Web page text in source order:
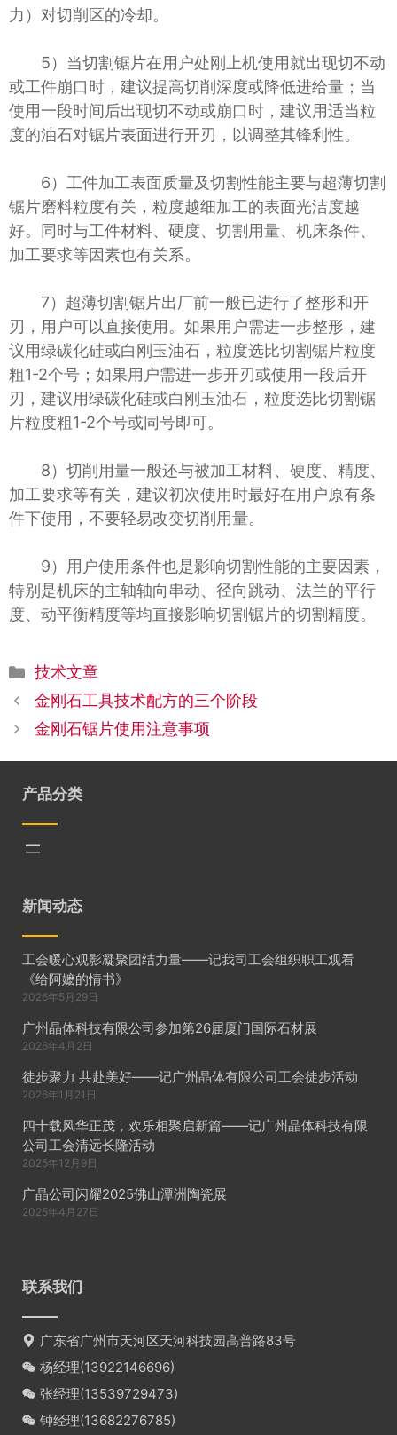
力）对切削区的冷却。
5）当切割锯片在用户处刚上机使用就出现切不动
或工件崩口时，建议提高切削深度或降低进给量；当
使用一段时间后出现切不动或崩口时，建议用适当粒
度的油石对锯片表面进行开刃，以调整其锋利性。
6）工件加工表面质量及切割性能主要与超薄切割
锯片磨料粒度有关，粒度越细加工的表面光洁度越
好。同时与工件材料、硬度、切割用量、机床条件、
加工要求等因素也有关系。
7）超薄切割锯片出厂前一般已进行了整形和开
刃，用户可以直接使用。如果用户需进一步整形，建
议用绿碳化硅或白刚玉油石，粒度选比切割锯片粒度
粗1-2个号；如果用户需进一步开刃或使用一段后开
刃，建议用绿碳化硅或白刚玉油石，粒度选比切割锯
片粒度粗1-2个号或同号即可。
8）切削用量一般还与被加工材料、硬度、精度、
加工要求等有关，建议初次使用时最好在用户原有条
件下使用，不要轻易改变切削用量。
9）用户使用条件也是影响切割性能的主要因素，
特别是机床的主轴轴向串动、径向跳动、法兰的平行
度、动平衡精度等均直接影响切割锯片的切割精度。
分
类
技术文章
金刚石工具技术配方的三个阶段
金刚石锯片使用注意事项
产品分类
新闻动态
工会暖心观影凝聚团结力量——记我司工会组织职工观看
《给阿嬷的情书》
2026年5月29日
广州晶体科技有限公司参加第26届厦门国际石材展
2026年4月2日
徒步聚力 共赴美好——记广州晶体有限公司工会徒步活动
2026年1月21日
四十载风华正茂，欢乐相聚启新篇——记广州晶体科技有限
公司工会清远长隆活动
2025年12月9日
广晶公司闪耀2025佛山潭洲陶瓷展
2025年4月27日
联系我们
广东省广州市天河区天河科技园高普路83号
杨经理(13922146696)
张经理(13539729473)
钟经理(13682276785)